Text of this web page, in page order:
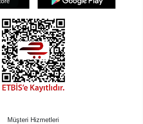
Müşteri Hizmetleri